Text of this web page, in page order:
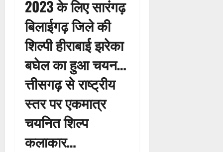
2023 के लिए सारंगढ़
बिलाईगढ़ जिले की
शिल्पी हीराबाई झरेका
बघेल का हुआ चयन…
त्तीसगढ़ से राष्ट्रीय
स्तर पर एकमात्र
चयनित शिल्प
कलाकार…